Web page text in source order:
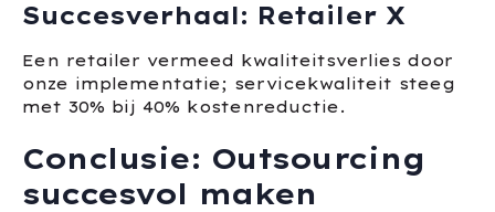
Succesverhaal: Retailer X
Een retailer vermeed kwaliteitsverlies door
onze implementatie; servicekwaliteit steeg
met 30% bij 40% kostenreductie.
Conclusie: Outsourcing
succesvol maken